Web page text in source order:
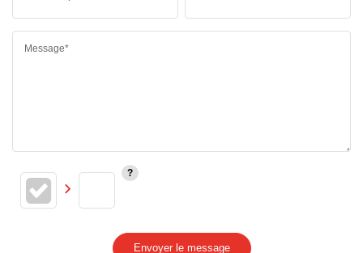
Message*
Envoyer le message